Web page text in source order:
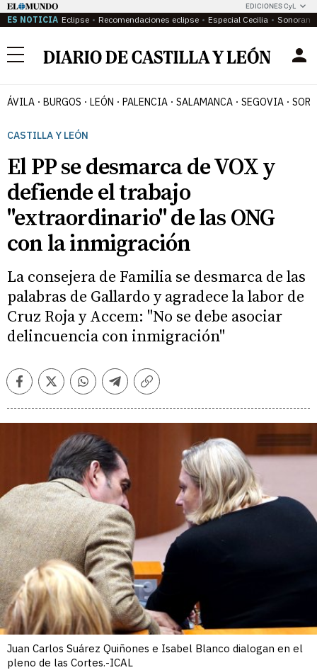
EDICIONES CyL
ES NOTICIA Eclipse Recomendaciones eclipse Especial Cecilia
Menú
ÁVILA BURGOS LEÓN PALENCIA SALAMANCA SEGOVIA
CASTILLA Y LEÓN
El PP se desmarca de VOX y
defiende el trabajo
"extraordinario" de las ONG
con la inmigración
La consejera de Familia se desmarca de las
palabras de Gallardo y agradece la labor de
Cruz Roja y Accem: "No se debe asociar
delincuencia con inmigración"
FacebookTwitterWhatsappTelegramCopiar
Juan Carlos Suárez Quiñones e Isabel Blanco dialogan en el
pleno de las Cortes.-ICAL